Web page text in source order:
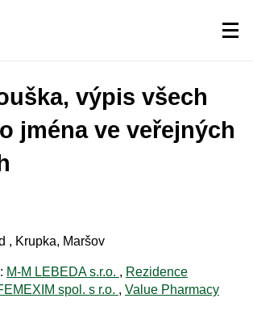
výpis všech
jména ve veřejných
, Krupka, Maršov
M-M LEBEDA s.r.o. , Rezidence
spol. s r.o. , Value Pharmacy